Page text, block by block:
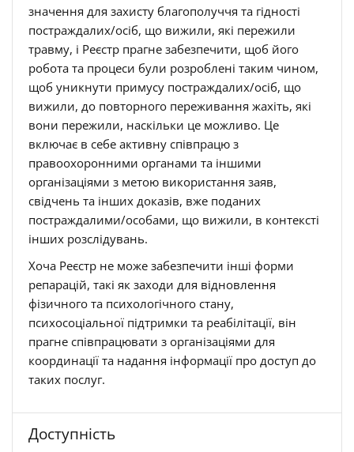
значення для захисту благополуччя та гідності
постраждалих/осіб, що вижили, які пережили
травму, і Реєстр прагне забезпечити, щоб його
робота та процеси були розроблені таким чином,
щоб уникнути примусу постраждалих/осіб, що
вижили, до повторного переживання жахіть, які
вони пережили, наскільки це можливо. Це
включає в себе активну співпрацю з
правоохоронними органами та іншими
організаціями з метою використання заяв,
свідчень та інших доказів, вже поданих
постраждалими/особами, що вижили, в контексті
інших розслідувань.
Хоча Реєстр не може забезпечити інші форми
репарацій, такі як заходи для відновлення
фізичного та психологічного стану,
психосоціальної підтримки та реабілітації, він
прагне співпрацювати з організаціями для
координації та надання інформації про доступ до
таких послуг.
Доступність